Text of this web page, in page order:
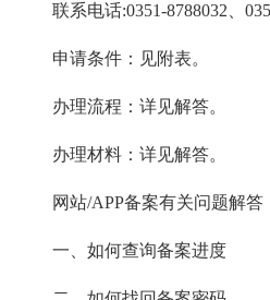
联系电话:0351-8788032、
申请条件：见附表。
办理流程：详见解答。
办理材料：详见解答。
网站/APP备案有关问题解答
一、如何查询备案进度